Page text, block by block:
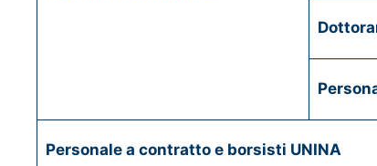
Personale a contratto e borsisti UNINA